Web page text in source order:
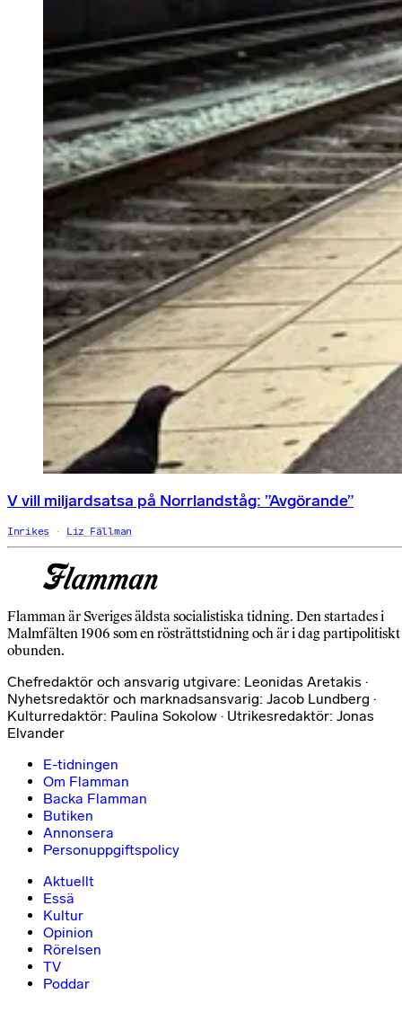
V vill miljardsatsa på Norrlandståg: ”Avgörande”
Inrikes Liz Fällman
Flamman är Sveriges äldsta socialistiska tidning. Den startades i
Malmfälten 1906 som en rösträttstidning och är i dag partipolitiskt
obunden.
Chefredaktör och ansvarig utgivare: Leonidas Aretakis ·
Nyhetsredaktör och marknadsansvarig: Jacob Lundberg ·
Kulturredaktör: Paulina Sokolow · Utrikesredaktör: Jonas
Elvander
E-tidningen
Om Flamman
Backa Flamman
Butiken
Annonsera
Personuppgiftspolicy
Aktuellt
Essä
Kultur
Opinion
Rörelsen
TV
Poddar